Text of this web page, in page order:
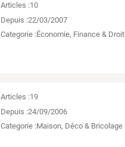
Articles :10
Depuis :22/03/2007
Categorie :Économie, Finance & Droit
Articles :19
Depuis :24/09/2006
Categorie :Maison, Déco & Bricolage